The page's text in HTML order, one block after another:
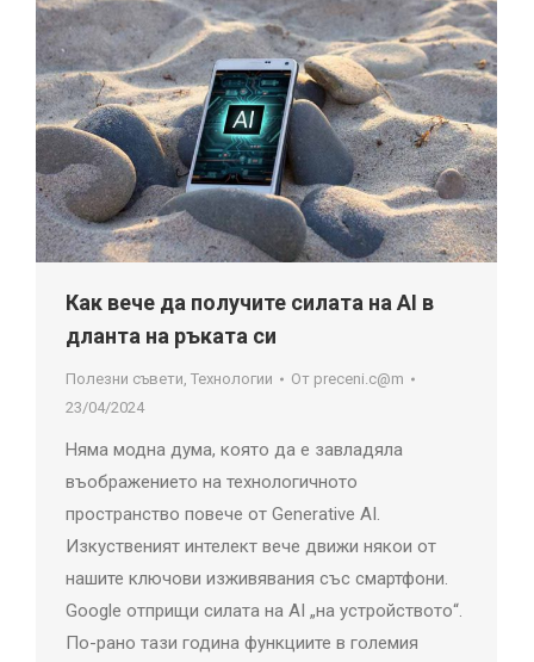
Как вече да получите силата на AI в
дланта на ръката си
Полезни съвети Технологии От preceni.c@m
23/04/2024
Няма модна дума, която да е завладяла
въображението на технологичното
пространство повече от Generative AI.
Изкуственият интелект вече движи някои от
нашите ключови изживявания със смартфони.
Google отприщи силата на AI „на устройството“.
По-рано тази година функциите в големия